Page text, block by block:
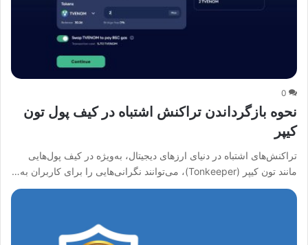
0
نحوه بازگرداندن تراکنش اشتباه در کیف پول تون
کیپر
تراکنش‌های اشتباه در دنیای ارزهای دیجیتال، به‌ویژه در کیف پول‌هایی
مانند تون کیپر (Tonkeeper)، می‌توانند نگرانی‌هایی را برای کاربران به…